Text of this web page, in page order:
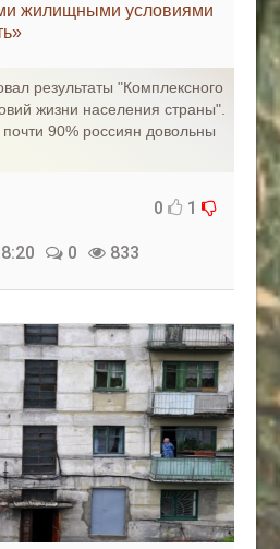
жилищными условиями
результаты "Комплексного
жизни населения страны".
90% россиян довольны
0 1
0 833